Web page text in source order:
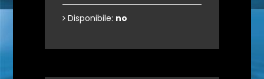
Disponibile: no